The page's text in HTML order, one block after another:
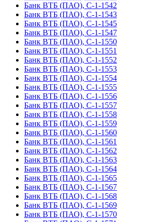
Банк ВТБ (ПАО), С-1-1542
Банк ВТБ (ПАО), С-1-1543
Банк ВТБ (ПАО), С-1-1545
Банк ВТБ (ПАО), С-1-1547
Банк ВТБ (ПАО), С-1-1550
Банк ВТБ (ПАО), С-1-1551
Банк ВТБ (ПАО), С-1-1552
Банк ВТБ (ПАО), С-1-1553
Банк ВТБ (ПАО), С-1-1554
Банк ВТБ (ПАО), С-1-1555
Банк ВТБ (ПАО), С-1-1556
Банк ВТБ (ПАО), С-1-1557
Банк ВТБ (ПАО), С-1-1558
Банк ВТБ (ПАО), С-1-1559
Банк ВТБ (ПАО), С-1-1560
Банк ВТБ (ПАО), С-1-1561
Банк ВТБ (ПАО), С-1-1562
Банк ВТБ (ПАО), С-1-1563
Банк ВТБ (ПАО), С-1-1564
Банк ВТБ (ПАО), С-1-1565
Банк ВТБ (ПАО), С-1-1567
Банк ВТБ (ПАО), С-1-1568
Банк ВТБ (ПАО), С-1-1569
Банк ВТБ (ПАО), С-1-1570